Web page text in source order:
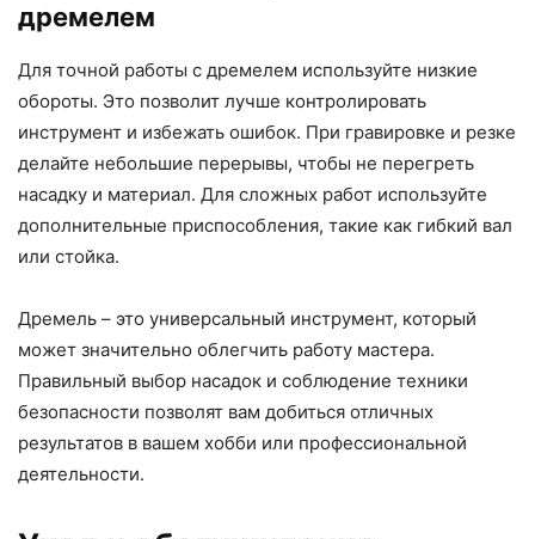
дремелем
Для точной работы с дремелем используйте низкие
обороты. Это позволит лучше контролировать
инструмент и избежать ошибок. При гравировке и резке
делайте небольшие перерывы, чтобы не перегреть
насадку и материал. Для сложных работ используйте
дополнительные приспособления, такие как гибкий вал
или стойка.
Дремель – это универсальный инструмент, который
может значительно облегчить работу мастера.
Правильный выбор насадок и соблюдение техники
безопасности позволят вам добиться отличных
результатов в вашем хобби или профессиональной
деятельности.